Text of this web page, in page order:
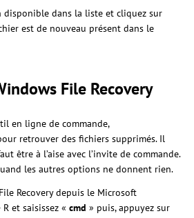
disponible dans la liste et cliquez sur
est de nouveau présent dans le
File Recovery
en ligne de commande,
retrouver des fichiers supprimés. Il
être à l’aise avec l’invite de commande.
les autres options ne donnent rien.
Recovery depuis le Microsoft
et saisissez « cmd » puis, appuyez sur